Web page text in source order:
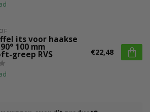
its voor haakse
100 mm
greep RVS €22,48